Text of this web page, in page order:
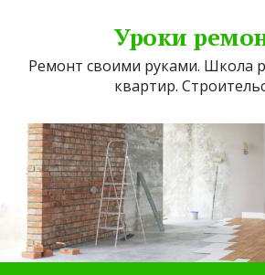
Уроки
Ремонт своими руками. Школа
квартир.